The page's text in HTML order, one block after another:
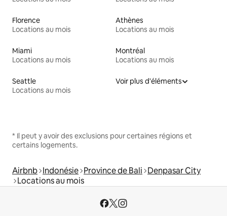
Florence
Locations au mois
Athènes
Locations au mois
Miami
Locations au mois
Montréal
Locations au mois
Seattle
Locations au mois
Voir plus d'éléments
* Il peut y avoir des exclusions pour certaines régions et
certains logements.
Airbnb Indonésie Province de Bali Denpasar City
Locations au mois